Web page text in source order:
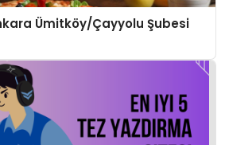
Ümitköy/Çayyolu Şubesi